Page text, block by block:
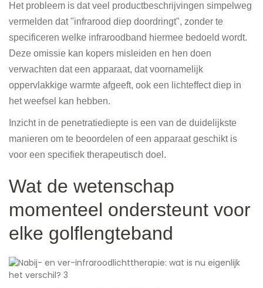
Het probleem is dat veel productbeschrijvingen simpelweg
vermelden dat "infrarood diep doordringt", zonder te
specificeren welke infraroodband hiermee bedoeld wordt.
Deze omissie kan kopers misleiden en hen doen
verwachten dat een apparaat, dat voornamelijk
oppervlakkige warmte afgeeft, ook een lichteffect diep in
het weefsel kan hebben.
Inzicht in de penetratiediepte is een van de duidelijkste
manieren om te beoordelen of een apparaat geschikt is
voor een specifiek therapeutisch doel.
Wat de wetenschap
momenteel ondersteunt voor
elke golflengteband